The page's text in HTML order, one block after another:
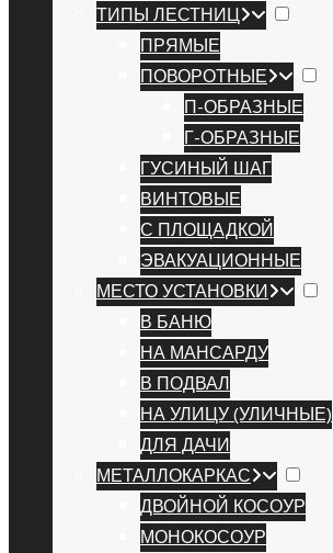
ТИПЫ ЛЕСТНИЦ
ПРЯМЫЕ
ПОВОРОТНЫЕ
П-ОБРАЗНЫЕ
Г-ОБРАЗНЫЕ
ГУСИНЫЙ ШАГ
ВИНТОВЫЕ
С ПЛОЩАДКОЙ
ЭВАКУАЦИОННЫЕ
МЕСТО УСТАНОВКИ
В БАНЮ
НА МАНСАРДУ
В ПОДВАЛ
НА УЛИЦУ (УЛИЧНЫЕ)
ДЛЯ ДАЧИ
МЕТАЛЛОКАРКАС
ДВОЙНОЙ КОСОУР
МОНОКОСОУР